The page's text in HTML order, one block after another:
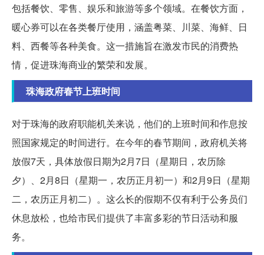
包括餐饮、零售、娱乐和旅游等多个领域。在餐饮方面，
暖心券可以在各类餐厅使用，涵盖粤菜、川菜、海鲜、日
料、西餐等各种美食。这一措施旨在激发市民的消费热
情，促进珠海商业的繁荣和发展。
珠海政府春节上班时间
对于珠海的政府职能机关来说，他们的上班时间和作息按
照国家规定的时间进行。在今年的春节期间，政府机关将
放假7天，具体放假日期为2月7日（星期日，农历除
夕）、2月8日（星期一，农历正月初一）和2月9日（星期
二，农历正月初二）。这么长的假期不仅有利于公务员们
休息放松，也给市民们提供了丰富多彩的节日活动和服
务。